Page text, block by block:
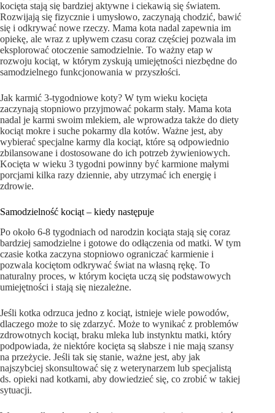
kocięta stają się bardziej aktywne i ciekawią się światem.
Rozwijają się fizycznie i umysłowo, zaczynają chodzić, bawić
się i odkrywać nowe rzeczy. Mama kota nadal zapewnia im
opiekę, ale wraz z upływem czasu coraz częściej pozwala im
eksplorować otoczenie samodzielnie. To ważny etap w
rozwoju kociąt, w którym zyskują umiejętności niezbędne do
samodzielnego funkcjonowania w przyszłości.
Jak karmić 3-tygodniowe koty? W tym wieku kocięta
zaczynają stopniowo przyjmować pokarm stały. Mama kota
nadal je karmi swoim mlekiem, ale wprowadza także do diety
kociąt mokre i suche pokarmy dla kotów. Ważne jest, aby
wybierać specjalne karmy dla kociąt, które są odpowiednio
zbilansowane i dostosowane do ich potrzeb żywieniowych.
Kocięta w wieku 3 tygodni powinny być karmione małymi
porcjami kilka razy dziennie, aby utrzymać ich energię i
zdrowie.
Samodzielność kociąt – kiedy następuje
Po około 6-8 tygodniach od narodzin kociąta stają się coraz
bardziej samodzielne i gotowe do odłączenia od matki. W tym
czasie kotka zaczyna stopniowo ograniczać karmienie i
pozwala kociętom odkrywać świat na własną rękę. To
naturalny proces, w którym kocięta uczą się podstawowych
umiejętności i stają się niezależne.
Jeśli kotka odrzuca jedno z kociąt, istnieje wiele powodów,
dlaczego może to się zdarzyć. Może to wynikać z problemów
zdrowotnych kociąt, braku mleka lub instynktu matki, który
podpowiada, że niektóre kocięta są słabsze i nie mają szansy
na przeżycie. Jeśli tak się stanie, ważne jest, aby jak
najszybciej skonsultować się z weterynarzem lub specjalistą
ds. opieki nad kotkami, aby dowiedzieć się, co zrobić w takiej
sytuacji.